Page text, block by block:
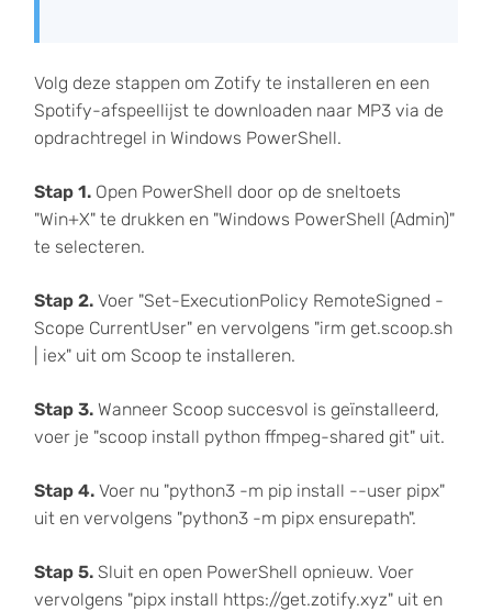
Volg deze stappen om Zotify te installeren en een
Spotify-afspeellijst te downloaden naar MP3 via de
opdrachtregel in Windows PowerShell.
Stap 1. Open PowerShell door op de sneltoets
"Win+X" te drukken en "Windows PowerShell (Admin)"
te selecteren.
Stap 2. Voer "Set-ExecutionPolicy RemoteSigned -
Scope CurrentUser" en vervolgens "irm get.scoop.sh
| iex" uit om Scoop te installeren.
Stap 3. Wanneer Scoop succesvol is geïnstalleerd,
voer je "scoop install python ffmpeg-shared git" uit.
Stap 4. Voer nu "python3 -m pip install --user pipx"
uit en vervolgens "python3 -m pipx ensurepath".
Stap 5. Sluit en open PowerShell opnieuw. Voer
vervolgens "pipx install https://get.zotify.xyz" uit en